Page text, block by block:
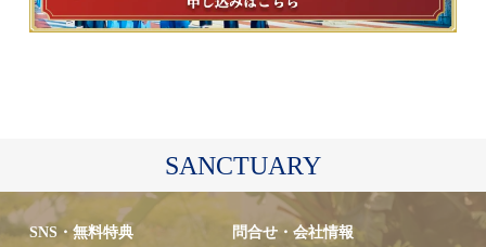
SANCTUARY
SNS・無料特典 問合せ・会社情報